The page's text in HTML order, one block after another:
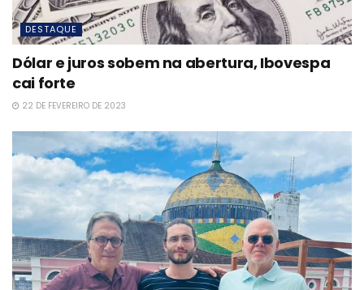
DESTAQUE
Dólar e juros sobem na abertura, Ibovespa
cai forte
22 DE FEVEREIRO DE 2023